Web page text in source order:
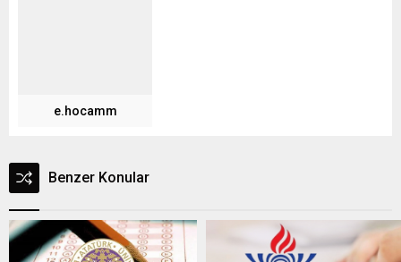
e.hocamm
Benzer Konular